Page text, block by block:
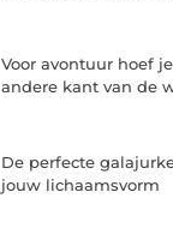
Voor avontuur hoef
andere kant van de
De perfecte
jouw lichaamsvorm